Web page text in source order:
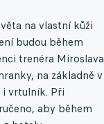
na vlastní kůži
budou během
trenéra Miroslava
na základně v
i vrtulník. Při
aby během